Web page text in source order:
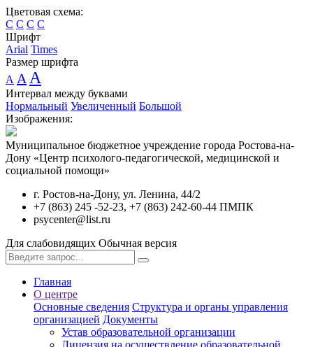
Цветовая схема:
C C C C
Шрифт
Arial Times
Размер шрифта
A A A
Интервал между буквами
Нормальный Увеличенный Большой
Изображения:
Муниципальное бюджетное учреждение города Ростова-на-
Дону «Центр психолого-педагогической, медицинской и
социальной помощи»
г. Ростов-на-Дону, ул. Ленина, 44/2
+7 (863) 245 -52-23, +7 (863) 242-60-44 ПМПК
psycenter@list.ru
Для слабовидящих Обычная версия
Главная
О центре
Основные сведения Структура и органы управления
организацией Документы
Устав образовательной организации
Лицензия на осуществление образовательной